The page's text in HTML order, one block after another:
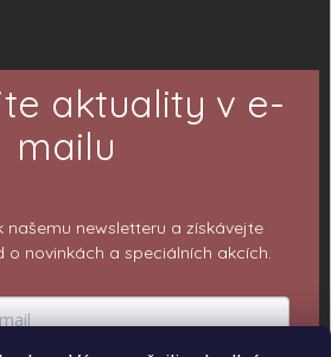
aktuality v e-
mailu
našemu newsletteru a získávejte
o novinkách a speciálních akcích.